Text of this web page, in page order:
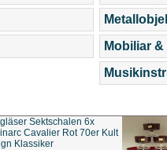
Mobiliar
Sektschalen 6x
Cavalier Rot 70er Kult
Klassiker